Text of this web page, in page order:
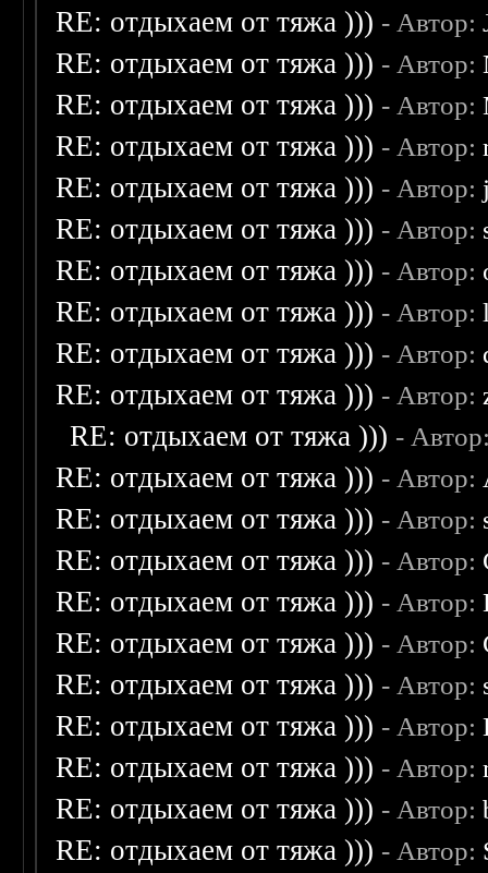
RE: отдыхаем от тяжа ))) - Автор:
RE: отдыхаем от тяжа ))) - Автор:
RE: отдыхаем от тяжа ))) - Автор:
RE: отдыхаем от тяжа ))) - Автор:
RE: отдыхаем от тяжа ))) - Автор:
RE: отдыхаем от тяжа ))) - Автор:
RE: отдыхаем от тяжа ))) - Автор:
RE: отдыхаем от тяжа ))) - Автор:
RE: отдыхаем от тяжа ))) - Автор:
RE: отдыхаем от тяжа ))) - Автор:
RE: отдыхаем от тяжа ))) -
RE: отдыхаем от тяжа ))) - Автор:
RE: отдыхаем от тяжа ))) - Автор:
RE: отдыхаем от тяжа ))) - Автор:
RE: отдыхаем от тяжа ))) - Автор:
RE: отдыхаем от тяжа ))) - Автор:
RE: отдыхаем от тяжа ))) - Автор:
RE: отдыхаем от тяжа ))) - Автор:
RE: отдыхаем от тяжа ))) - Автор:
RE: отдыхаем от тяжа ))) - Автор:
RE: отдыхаем от тяжа ))) - Автор: